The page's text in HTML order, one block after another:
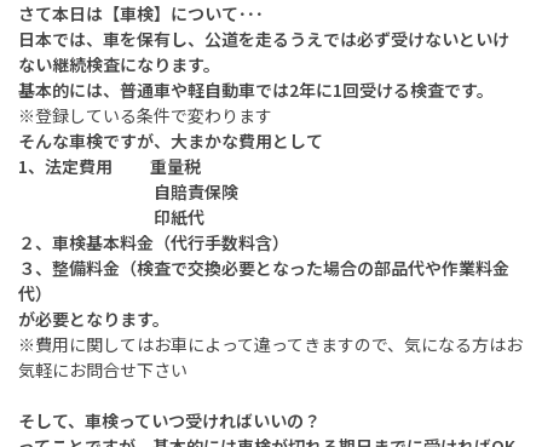
さて本日は【車検】について･･･
日本では、車を保有し、公道を走るうえでは必ず受けないといけ
ない継続検査になります。
基本的には、普通車や軽自動車では2年に1回受ける検査です。
※登録している条件で変わります
そんな車検ですが、大まかな費用として
1、法定費用 重量税
自賠責保険
印紙代
２、車検基本料金（代行手数料含）
３、整備料金（検査で交換必要となった場合の部品代や作業料金
代）
が必要となります。
※費用に関してはお車によって違ってきますので、気になる方はお
気軽にお問合せ下さい
そして、車検っていつ受ければいいの？